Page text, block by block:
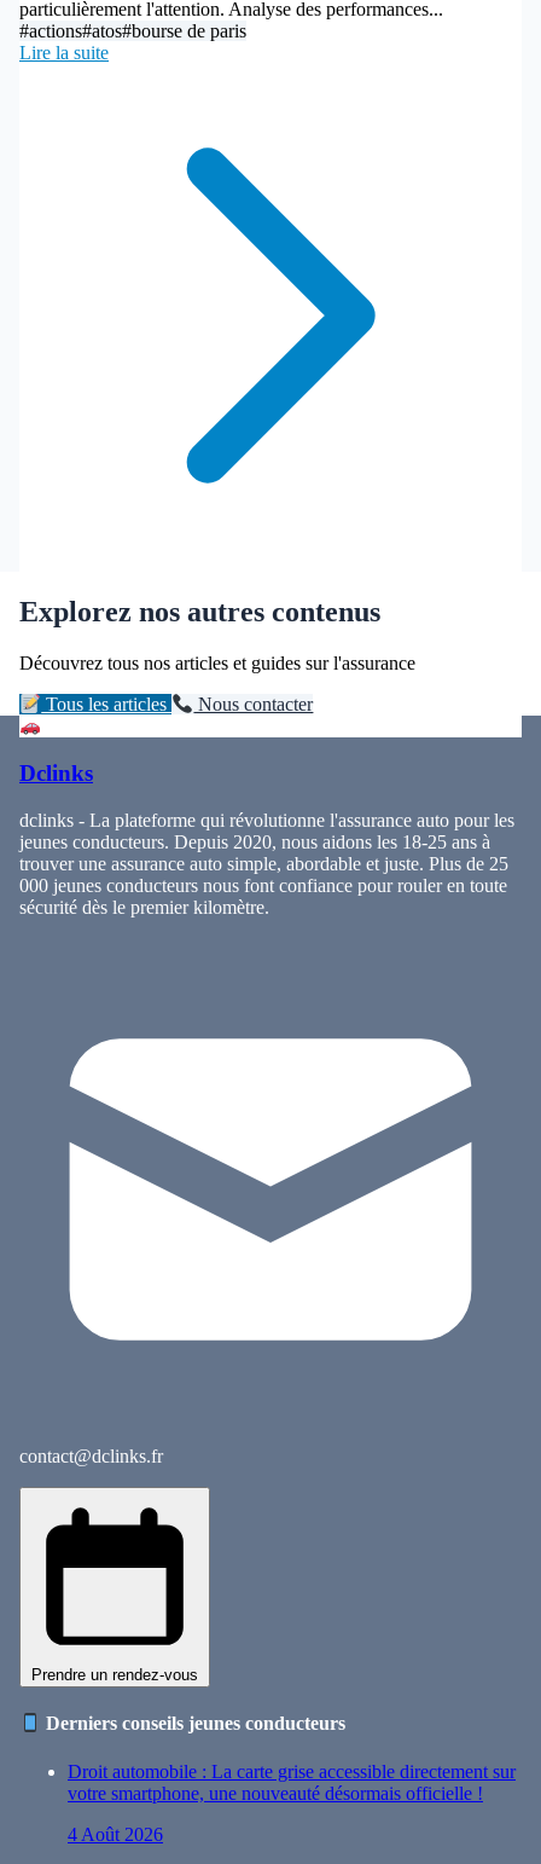
particulièrement l'attention. Analyse des performances...
#actions#atos#bourse de paris
Lire la suite
Explorez nos autres contenus
Découvrez tous nos articles et guides sur l'assurance
Tous les articles Nous contacter
Dclinks
dclinks - La plateforme qui révolutionne l'assurance auto pour les
jeunes conducteurs. Depuis 2020, nous aidons les 18-25 ans à
trouver une assurance auto simple, abordable et juste. Plus de 25
000 jeunes conducteurs nous font confiance pour rouler en toute
sécurité dès le premier kilomètre.
contact@dclinks.fr
Prendre un rendez-vous
Derniers conseils jeunes conducteurs
Droit automobile : La carte grise accessible directement sur
votre smartphone, une nouveauté désormais officielle !
4 Août 2026